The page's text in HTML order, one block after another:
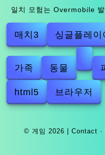
일치 모험는 Overmobile 발
매치3 싱글플레이
가족 동물
html5 브라우저
© 게임 2026 |Contact ·